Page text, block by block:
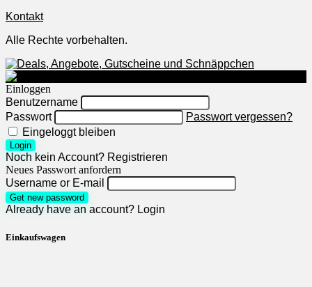
Kontakt
Alle Rechte vorbehalten.
Einloggen
Benutzername
Passwort
Passwort vergessen?
Eingeloggt bleiben
Login
Noch kein Account? Registrieren
Neues Passwort anfordern
Username or E-mail
Get new password
Already have an account? Login
Einkaufswagen